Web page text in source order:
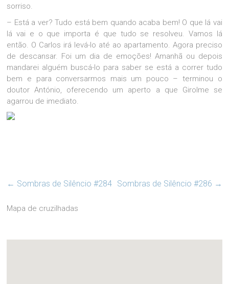
sorriso.
– Está a ver? Tudo está bem quando acaba bem! O que lá vai
lá vai e o que importa é que tudo se resolveu. Vamos lá
então. O Carlos irá levá-lo até ao apartamento. Agora preciso
de descansar. Foi um dia de emoções! Amanhã ou depois
mandarei alguém buscá-lo para saber se está a correr tudo
bem e para conversarmos mais um pouco – terminou o
doutor António, oferecendo um aperto a que Girolme se
agarrou de imediato.
← Sombras de Silêncio #284 Sombras de Silêncio #286 →
Mapa de cruzilhadas